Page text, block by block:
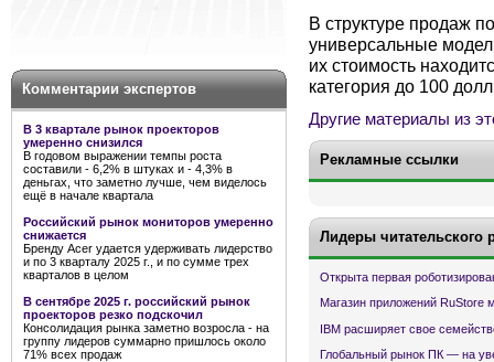
Комментарии экспертов
В 3 квартале рынок проекторов
умеренно снизился
В годовом выражении темпы роста
составили - 6,2% в штуках и - 4,3% в
деньгах, что заметно лучше, чем виделось
ещё в начале квартала
Российский рынок мониторов умеренно
снижается
Бренду Acer удается удерживать лидерство
и по 3 кварталу 2025 г., и по сумме трех
кварталов в целом
В сентябре 2025 г. российский рынок
проекторов резко подскочил
Консолидация рынка заметно возросла - на
группу лидеров суммарно пришлось около
71% всех продаж
В структуре продаж
универсальные
их стоимость
категория до 100
Другие материалы из
Рекламные ссылки
Лидеры читательского
Открыта первая
Магазин приложений RuStore
IBM расширяет свое
Глобальный рынок ПК — на